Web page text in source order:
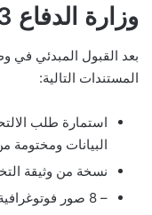
وزارة الدفاع 1443
المستندات التالية:
استمارة طلب
البيانات ومختومة
نسخة من وثيقة
– 8 صور فوتوغرافية ملونة حديثة وواضحة مقاس 4×6.